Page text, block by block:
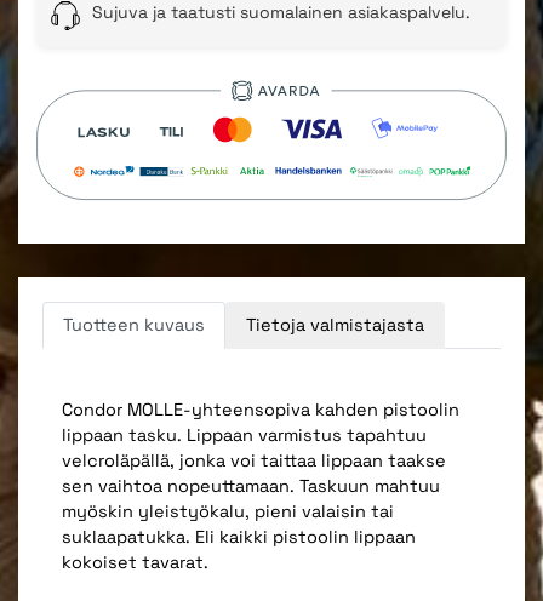
Sujuva ja taatusti suomalainen asiakaspalvelu.
Tuotteen kuvaus Tietoja valmistajasta
Condor MOLLE-yhteensopiva kahden pistoolin
lippaan tasku. Lippaan varmistus tapahtuu
velcroläpällä, jonka voi taittaa lippaan taakse
sen vaihtoa nopeuttamaan. Taskuun mahtuu
myöskin yleistyökalu, pieni valaisin tai
suklaapatukka. Eli kaikki pistoolin lippaan
kokoiset tavarat.